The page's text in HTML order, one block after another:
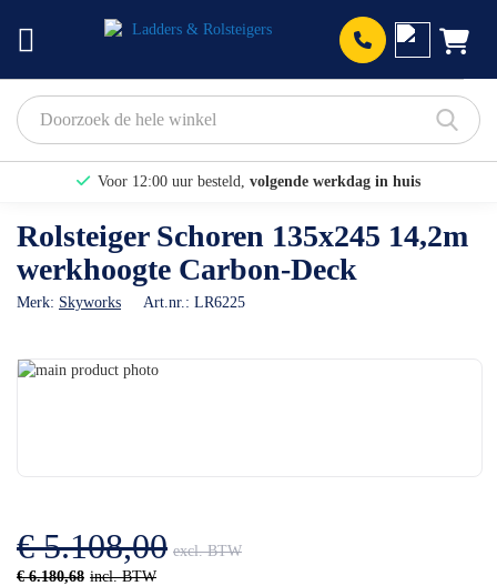
Voor 12:00 uur besteld, volgende werkdag in huis
Bekijk hier onze Actiepagina
Binnen 1 dag eengratis offerte
Rolsteiger Schoren 135x245 14,2m
werkhoogte Carbon-Deck
Merk: Skyworks Art.nr.: LR6225
Ga
gallerij
€ 6.180,68
€ 5.108,00